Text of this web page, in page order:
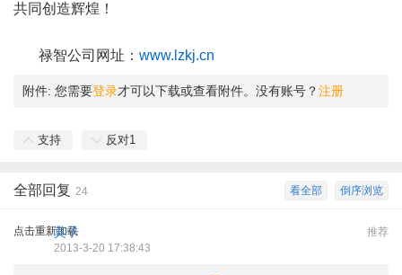
共同创造辉煌！
禄智公司网址 ： www.lzkj.cn
附件: 您需要登录才可以下载或查看附件。没有账号？注册
支持 反对1
倒序浏览
看全部
全部回复 24
点击重新加载 推荐
莫子
2013-3-20 17:38:43